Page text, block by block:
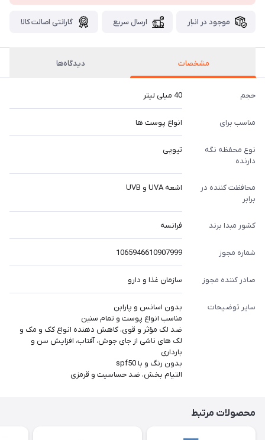
موجود در انبار ارسال سریع گارانتی اصالت کالا
مشخصات دیدگاه‌ها
حجم 40 میلی لیتر
مناسب برای انواع پوست ها
نوع محفظه نگه
دارنده
تیوپی
محافظت کننده در
برابر
اشعه UVA و UVB
کشور مبدا برند فرانسه
شماره مجوز 1065946610907999
صادر کننده مجوز سازمان غذا و دارو
سایر توضیحات
بدون اسانس و پارابن
مناسب انواع پوست و تمام سنین
ضد لک مؤثر و قوی، کاهش دهنده انواع کک و مک و
لک های ناشی از جای جوش، آفتاب، افزایش سن و
بارداری
بدون رنگ و با spf50
التیام بخش، ضد حساسیت و قرمزی
محصولات مرتبط